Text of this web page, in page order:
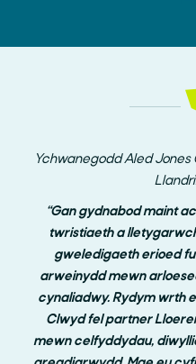
Ychwanegodd Aled Jones
“Gan gydnabod maint
twristiaeth a
gweledigaeth erioed
arweinydd mewn
cynaliadwy. Rydym wrth
Clwyd fel partner
mewn celfyddydau,